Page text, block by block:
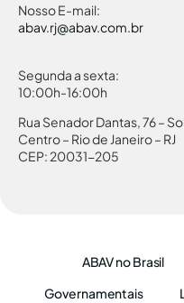
Nosso E-mail:
abav.rj@abav.com.br
Segunda a sexta:
10:00h-16:00h
Rua Senador Dantas, 76 –
Centro – Rio de Janeiro – RJ
CEP: 20031-205
ABAV no Brasil
Governamentais